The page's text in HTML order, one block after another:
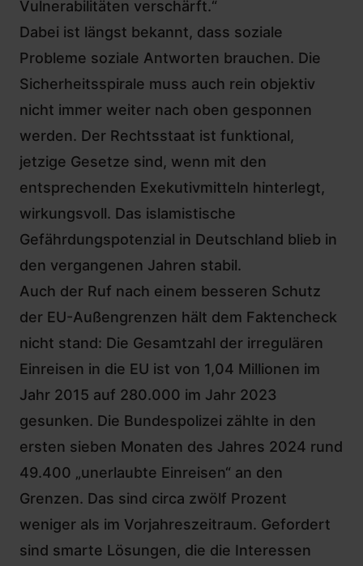
Vulnerabilitäten verschärft.“
Dabei ist längst bekannt, dass soziale
Probleme soziale Antworten brauchen. Die
Sicherheitsspirale muss auch rein objektiv
nicht immer weiter nach oben gesponnen
werden. Der Rechtsstaat ist funktional,
jetzige Gesetze sind, wenn mit den
entsprechenden Exekutivmitteln hinterlegt,
wirkungsvoll. Das islamistische
Gefährdungspotenzial in Deutschland blieb in
den vergangenen Jahren stabil.
Auch der Ruf nach einem besseren Schutz
der EU-Außengrenzen hält dem Faktencheck
nicht stand: Die Gesamtzahl der irregulären
Einreisen in die EU ist von 1,04 Millionen im
Jahr 2015 auf 280.000 im Jahr 2023
gesunken. Die Bundespolizei zählte in den
ersten sieben Monaten des Jahres 2024 rund
49.400 „unerlaubte Einreisen“ an den
Grenzen. Das sind circa zwölf Prozent
weniger als im Vorjahreszeitraum. Gefordert
sind smarte Lösungen, die die Interessen